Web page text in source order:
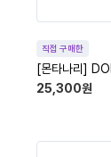
직접 구매한
[몬타나리]
25,300원